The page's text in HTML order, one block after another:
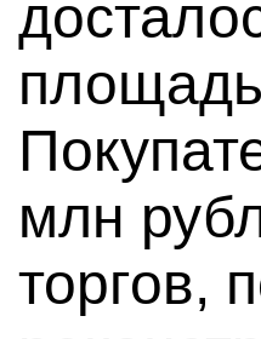
млн
торгов,